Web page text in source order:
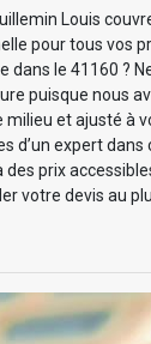
Louis
pour tous vos
dans le 41160 ?
puisque nous
milieu et ajusté à
d’un expert
prix
votre devis au